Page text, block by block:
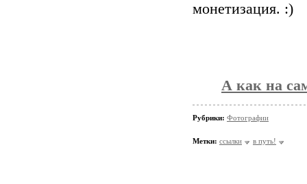
монетизация. :)
А как на
Рубрики: Фотографии
Метки: ссылки в путь!